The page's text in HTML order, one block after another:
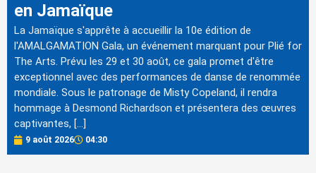
en Jamaïque
La Jamaïque s'apprête à accueillir la 10e édition de
l'AMALGAMATION Gala, un événement marquant pour Plié for
The Arts. Prévu les 29 et 30 août, ce gala promet d'être
exceptionnel avec des performances de danse de renommée
mondiale. Sous le patronage de Misty Copeland, il rendra
hommage à Desmond Richardson et présentera des œuvres
captivantes, […]
9 août 2026 04:30